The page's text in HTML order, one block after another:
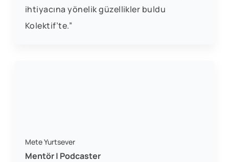
ihtiyacına yönelik güzellikler buldu
Kolektif’te.”
Mete Yurtsever
Mentör | Podcaster